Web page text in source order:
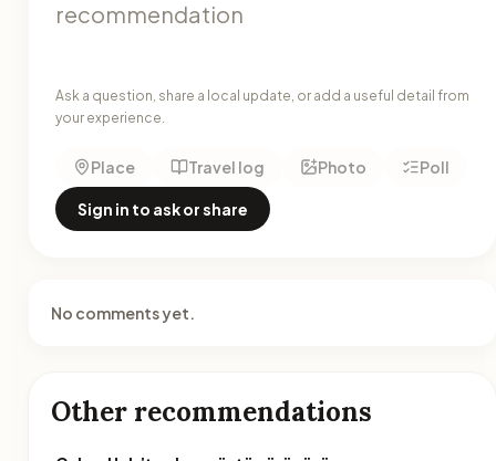
Ask a question, share a local update, or add a useful detail from
your experience.
Place Travel log Photo Poll
Sign in to ask or share
No comments yet.
Other recommendations